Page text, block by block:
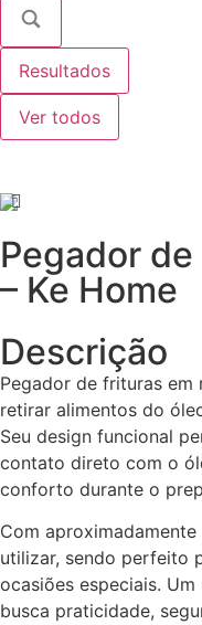
Resultados
Ver todos
Pegador
– Ke Home
Descrição
Pegador de frituras em
retirar alimentos do
Seu design funcional
contato direto com o
conforto durante o
Com
utilizar, sendo perfeito
ocasiões especiais.
busca praticidade,